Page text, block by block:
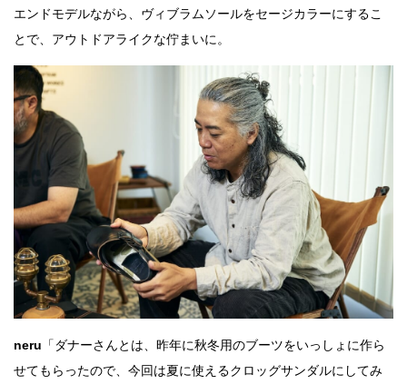
エンドモデルながら、ヴィブラムソールをセージカラーにするこ
とで、アウトドアライクな佇まいに。
neru 「ダナーさんとは、昨年に秋冬用のブーツをいっしょに作ら
せてもらったので、今回は夏に使えるクロッグサンダルにしてみ